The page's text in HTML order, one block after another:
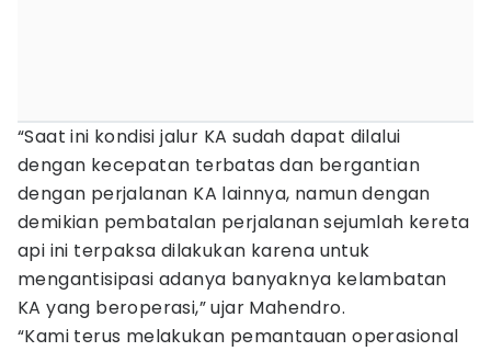
“Saat ini kondisi jalur KA sudah dapat dilalui
dengan kecepatan terbatas dan bergantian
dengan perjalanan KA lainnya, namun dengan
demikian pembatalan perjalanan sejumlah kereta
api ini terpaksa dilakukan karena untuk
mengantisipasi adanya banyaknya kelambatan
KA yang beroperasi,” ujar Mahendro.
“Kami terus melakukan pemantauan operasional